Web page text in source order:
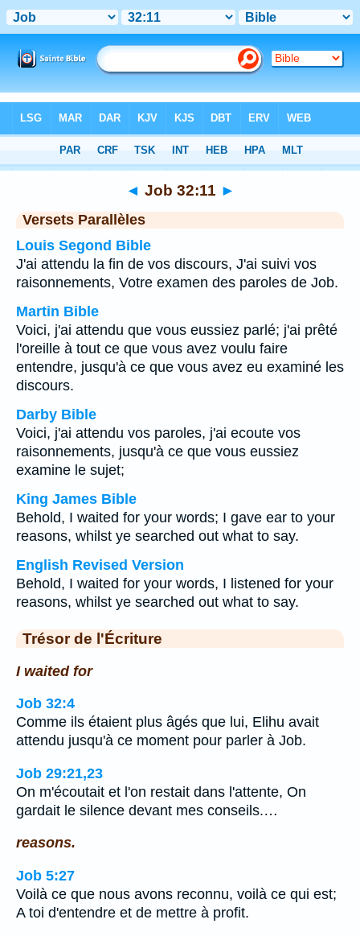
Chapitre 32 > Verset 11
◄ Job 32:11 ►
Versets Parallèles
Louis Segond Bible
J'ai attendu la fin de vos discours, J'ai suivi vos
raisonnements, Votre examen des paroles de Job.
Martin Bible
Voici, j'ai attendu que vous eussiez parlé; j'ai prêté
l'oreille à tout ce que vous avez voulu faire
entendre, jusqu'à ce que vous avez eu examiné les
discours.
Darby Bible
Voici, j'ai attendu vos paroles, j'ai ecoute vos
raisonnements, jusqu'à ce que vous eussiez
examine le sujet;
King James Bible
Behold, I waited for your words; I gave ear to your
reasons, whilst ye searched out what to say.
English Revised Version
Behold, I waited for your words, I listened for your
reasons, whilst ye searched out what to say.
Trésor de l'Écriture
I waited for
Job 32:4
Comme ils étaient plus âgés que lui, Elihu avait
attendu jusqu'à ce moment pour parler à Job.
Job 29:21,23
On m'écoutait et l'on restait dans l'attente, On
gardait le silence devant mes conseils.…
reasons.
Job 5:27
Voilà ce que nous avons reconnu, voilà ce qui est;
A toi d'entendre et de mettre à profit.